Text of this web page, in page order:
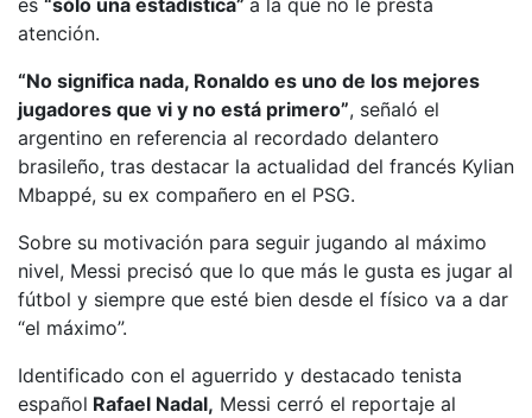
atención.
“No significa nada, Ronaldo es uno de los mejores
jugadores que vi y no está primero”, señaló el
argentino en referencia al recordado delantero
brasileño, tras destacar la actualidad del francés Kylian
Mbappé, su ex compañero en el PSG.
Sobre su motivación para seguir jugando al máximo
nivel, Messi precisó que lo que más le gusta es jugar al
fútbol y siempre que esté bien desde el físico va a dar
“el máximo”.
Identificado con el aguerrido y destacado tenista
español Rafael Nadal, Messi cerró el reportaje al